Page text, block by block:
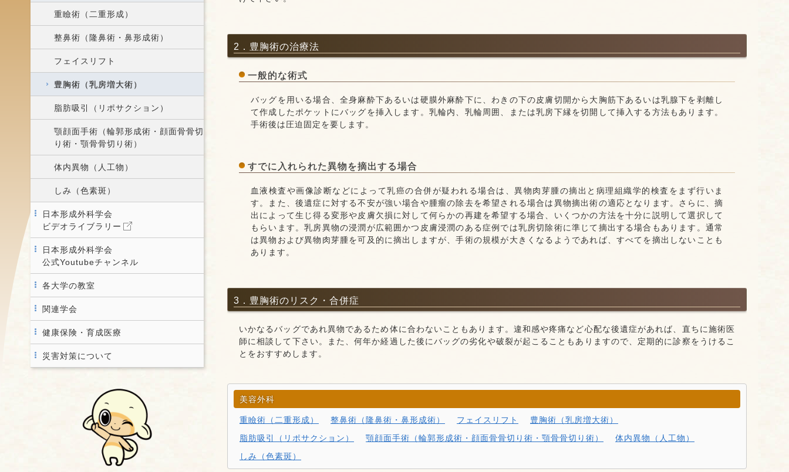
重瞼術（二重形成）
整鼻術（隆鼻術・鼻形成術）
フェイスリフト
豊胸術（乳房増大術）
脂肪吸引（リポサクション）
顎顔面手術（輪郭形成術・顔面骨骨切
り術・顎骨骨切り術）
体内異物（人工物）
しみ（色素斑）
日本形成外科学会
ビデオライブラリー
日本形成外科学会
公式Youtubeチャンネル
各大学の教室
関連学会
健康保険・育成医療
災害対策について
2．豊胸術の治療法
一般的な術式
バッグを用いる場合、全身麻酔下あるいは硬膜外麻酔下に、わきの下の皮膚切開から大胸筋下あるいは乳腺下を剥離し
て作成したポケットにバッグを挿入します。乳輪内、乳輪周囲、または乳房下縁を切開して挿入する方法もあります。
手術後は圧迫固定を要します。
すでに入れられた異物を摘出する場合
血液検査や画像診断などによって乳癌の合併が疑われる場合は、異物肉芽腫の摘出と病理組織学的検査をまず行いま
す。また、後遺症に対する不安が強い場合や腫瘤の除去を希望される場合は異物摘出術の適応となります。さらに、摘
出によって生じ得る変形や皮膚欠損に対して何らかの再建を希望する場合、いくつかの方法を十分に説明して選択して
もらいます。乳房異物の浸潤が広範囲かつ皮膚浸潤のある症例では乳房切除術に準じて摘出する場合もあります。通常
は異物および異物肉芽腫を可及的に摘出しますが、手術の規模が大きくなるようであれば、すべてを摘出しないことも
あります。
3．豊胸術のリスク・合併症
いかなるバッグであれ異物であるため体に合わないこともあります。違和感や疼痛など心配な後遺症があれば、直ちに施術医
師に相談して下さい。また、何年か経過した後にバッグの劣化や破裂が起こることもありますので、定期的に診察をうけるこ
とをおすすめします。
美容外科
重瞼術（二重形成） 整鼻術（隆鼻術・鼻形成術） フェイスリフト
豊胸術（乳房増大術）
脂肪吸引（リポサクション）
顎顔面手術（輪郭形成術・顔面骨骨切り術・顎骨骨切り術）
体内異物（人工物）
しみ（色素斑）